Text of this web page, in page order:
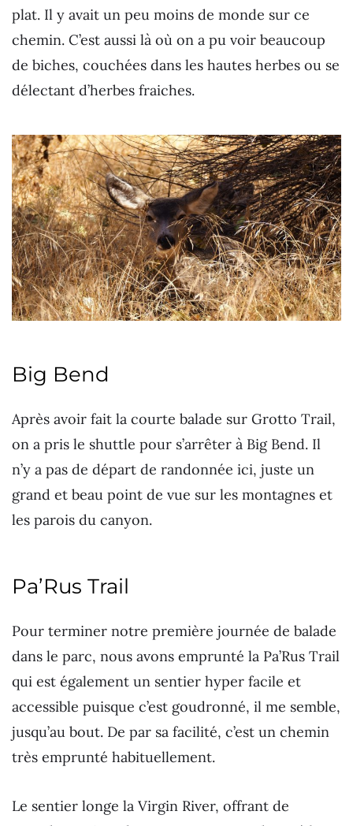
plat. Il y avait un peu moins de monde sur ce
chemin. C’est aussi là où on a pu voir beaucoup
de biches, couchées dans les hautes herbes ou se
délectant d’herbes fraiches.
Big Bend
Après avoir fait la courte balade sur Grotto Trail,
on a pris le shuttle pour s’arrêter à Big Bend. Il
n’y a pas de départ de randonnée ici, juste un
grand et beau point de vue sur les montagnes et
les parois du canyon.
Pa’Rus Trail
Pour terminer notre première journée de balade
dans le parc, nous avons emprunté la Pa’Rus Trail
qui est également un sentier hyper facile et
accessible puisque c’est goudronné, il me semble,
jusqu’au bout. De par sa facilité, c’est un chemin
très emprunté habituellement.
Le sentier longe la Virgin River, offrant de